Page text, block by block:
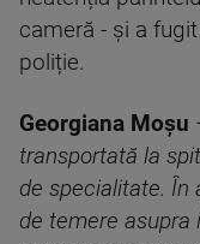
cameră - și a
poliție.
Georgiana Moşu
transportată la
de specialitate. În
de temere asupra